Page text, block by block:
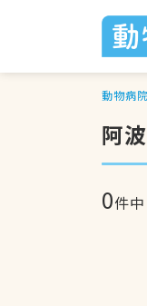
動物病
阿
0件中